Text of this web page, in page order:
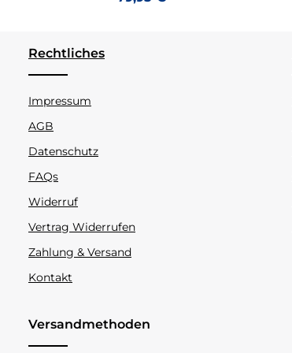
Rechtliches
Impressum
AGB
Datenschutz
FAQs
Widerruf
Vertrag Widerrufen
Zahlung & Versand
Kontakt
Versandmethoden